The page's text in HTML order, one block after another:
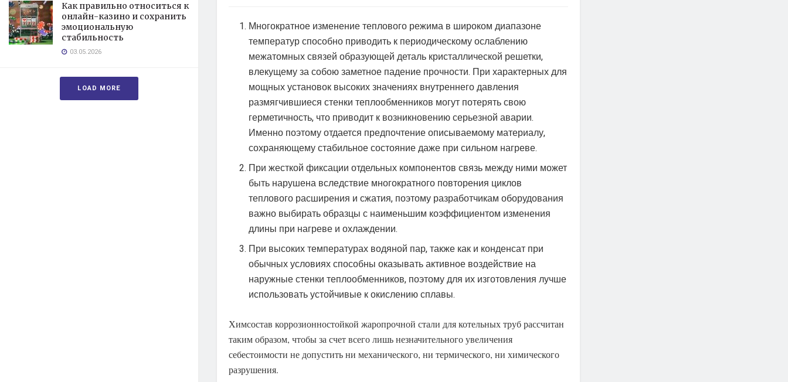
Как правильно относиться к
онлайн-казино и сохранить
эмоциональную
стабильность
03.05.2026
LOAD MORE
Многократное изменение теплового режима в широком диапазоне
температур способно приводить к периодическому ослаблению
межатомных связей образующей деталь кристаллической решетки,
влекущему за собою заметное падение прочности. При характерных для
мощных установок высоких значениях внутреннего давления
размягчившиеся стенки теплообменников могут потерять свою
герметичность, что приводит к возникновению серьезной аварии.
Именно поэтому отдается предпочтение описываемому материалу,
сохраняющему стабильное состояние даже при сильном нагреве.
При жесткой фиксации отдельных компонентов связь между ними может
быть нарушена вследствие многократного повторения циклов
теплового расширения и сжатия, поэтому разработчикам оборудования
важно выбирать образцы с наименьшим коэффициентом изменения
длины при нагреве и охлаждении.
При высоких температурах водяной пар, также как и конденсат при
обычных условиях способны оказывать активное воздействие на
наружные стенки теплообменников, поэтому для их изготовления лучше
использовать устойчивые к окислению сплавы.
Химсостав коррозионностойкой жаропрочной стали для котельных труб рассчитан
таким образом, чтобы за счет всего лишь незначительного увеличения
себестоимости не допустить ни механического, ни термического, ни химического
разрушения.